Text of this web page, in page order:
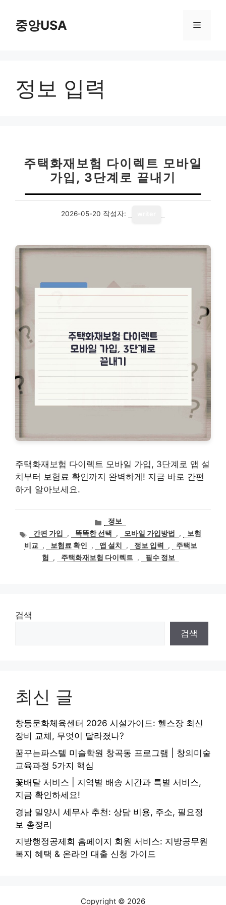
중앙USA 메
정보 입력
주택화재보험 다이렉트 모바일
가입, 3단계로 끝내기
2026-05-20 작성자:
주택화재보험 다이렉트 모바일 가입, 3단계로 앱 설
치부터 보험료 확인까지 완벽하게! 지금 바로 간편
하게 알아보세요.
카
테
고
리
정보
태
그
간편 가입 , 똑똑한 선택 , 모바일 가입방법 ,
보험
비교
, 보험료 확인 , 앱 설치 , 정보 입력 ,
주택보
험
, 주택화재보험 다이렉트 , 필수 정보
검색
검색
최신 글
창동문화체육센터 2026 시설가이드: 헬스장 최신
장비 교체, 무엇이 달라졌나?
꿈꾸는파스텔 미술학원 창곡동 프로그램 | 창의미술
교육과정 5가지 핵심
꽃배달 서비스 | 지역별 배송 시간과 특별 서비스,
지금 확인하세요!
경남 밀양시 세무사 추천: 상담 비용, 주소, 필요정
보 총정리
지방행정공제회 홈페이지 회원 서비스: 지방공무원
복지 혜택 & 온라인 대출 신청 가이드
Copyright © 2026